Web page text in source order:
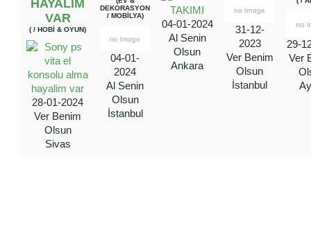
HAYALIM
VAR
( / HOBI & OYUN)
28-01-2024
Ver Benim
Olsun
Sivas
DEKORASYON
/ MOBILYA)
04-01-
2024
Al Senin
Olsun
İstanbul
04-01-2024
Al Senin
Olsun
Ankara
31-12-
2023
Ver Benim
Olsun
İstanbul
29-
Ver